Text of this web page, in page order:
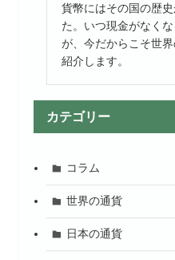
貨幣にはその国の歴
た。いつ現金がなく
が、今だからこそ世
紹介します。
カテゴリー
コラム
世界の通貨
日本の通貨